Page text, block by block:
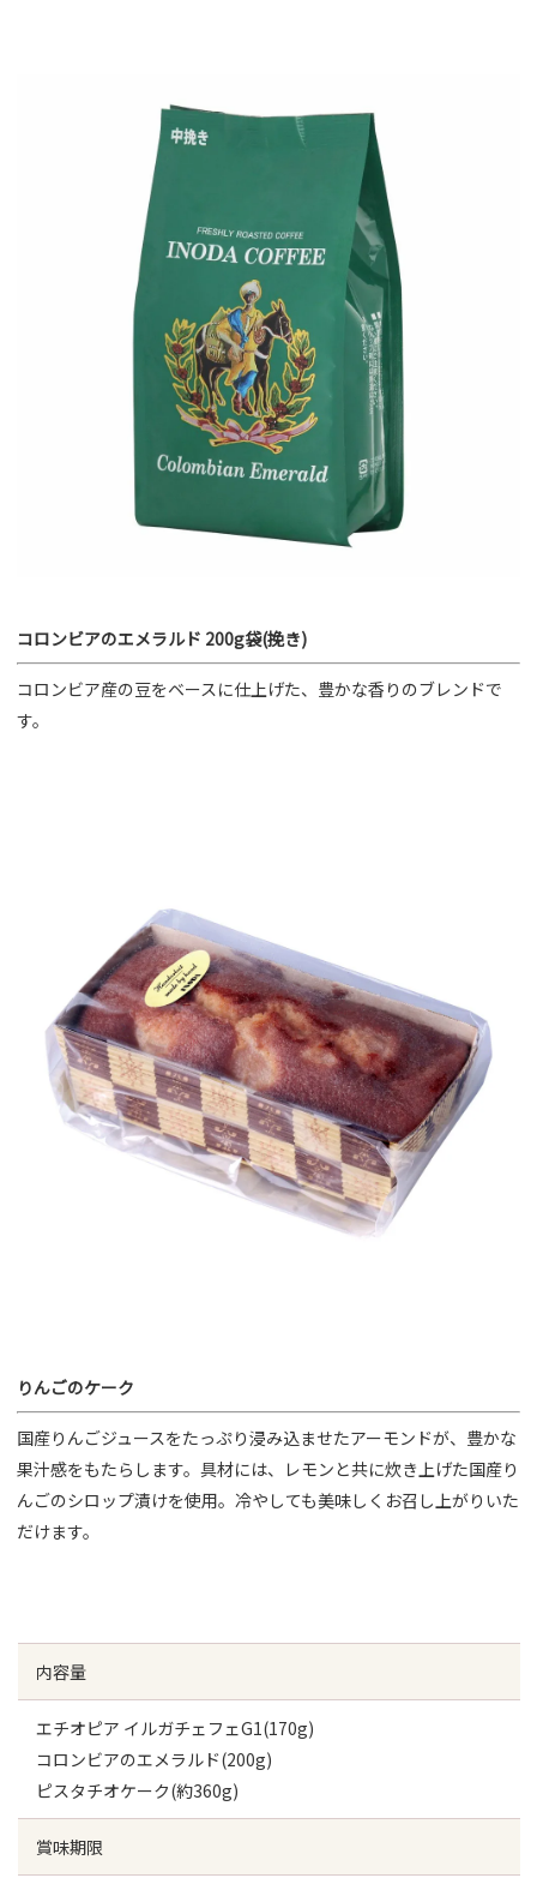
コロンビアのエメラルド 200g袋(挽き)
コロンビア産の豆をベースに仕上げた、豊かな香りのブレンドで
す。
りんごのケーク
国産りんごジュースをたっぷり浸み込ませたアーモンドが、豊かな
果汁感をもたらします。具材には、レモンと共に炊き上げた国産り
んごのシロップ漬けを使用。冷やしても美味しくお召し上がりいた
だけます。
内容量
エチオピア イルガチェフェG1(170g)
コロンビアのエメラルド(200g)
ピスタチオケーク(約360g)
賞味期限